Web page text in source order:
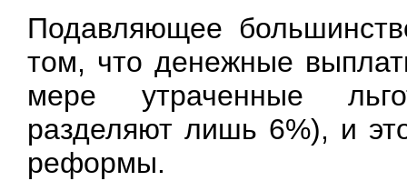
Подавляющее
том, что денежные
мере утраченные
разделяют лишь 6%), и
реформы.